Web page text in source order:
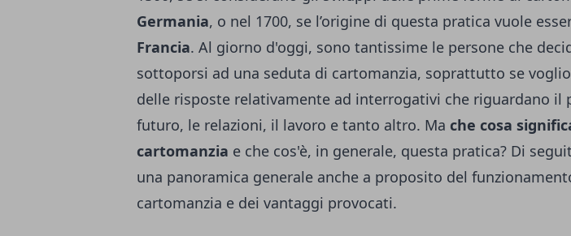
Germania, o nel 1700, se l’origine di questa pratica vuole
Francia. Al giorno d'oggi, sono tantissime le persone che
sottoporsi ad una seduta di cartomanzia, soprattutto se
delle risposte relativamente ad interrogativi che riguardano il
futuro, le relazioni, il lavoro e tanto altro. Ma che cosa
cartomanzia e che cos'è, in generale, questa pratica? Di
una panoramica generale anche a proposito del
cartomanzia e dei vantaggi provocati.